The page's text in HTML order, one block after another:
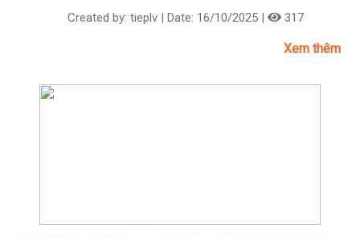
Created by: tieplv | Date: 16/10/2025 | 317
Xem thêm